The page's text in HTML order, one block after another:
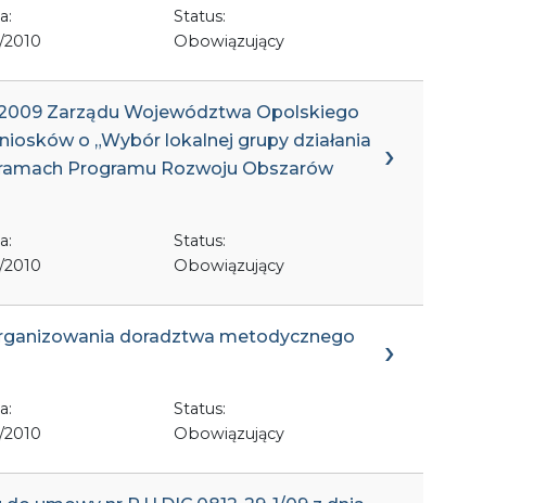
Status:
Obowiązujący
Zarządu Województwa Opolskiego
o „Wybór lokalnej grupy działania
Programu Rozwoju Obszarów
Status:
Obowiązujący
doradztwa metodycznego
Status:
Obowiązujący